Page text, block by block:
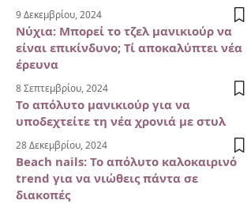
9 Δεκεμβρίου, 2024
Νύχια: Μπορεί το τζελ μανικιούρ να
είναι επικίνδυνο; Τί αποκαλύπτει νέα
έρευνα
8 Σεπτεμβρίου, 2024
Το απόλυτο μανικιούρ για να
υποδεχτείτε τη νέα χρονιά με στυλ
28 Δεκεμβρίου, 2024
Beach nails: Το απόλυτο καλοκαιρινό
trend για να νιώθεις πάντα σε
διακοπές